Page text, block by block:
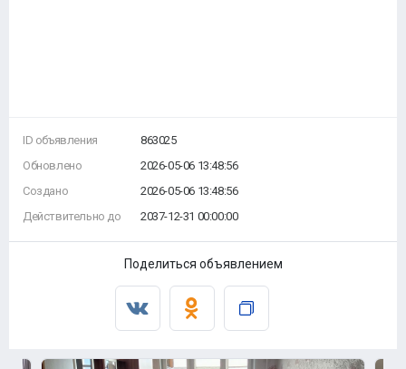
ID объявления
Обновлено
Создано
Действительно до
863025
2026-05-06 13:48:56
2026-05-06 13:48:56
2037-12-31 00:00:00
Поделиться объявлением